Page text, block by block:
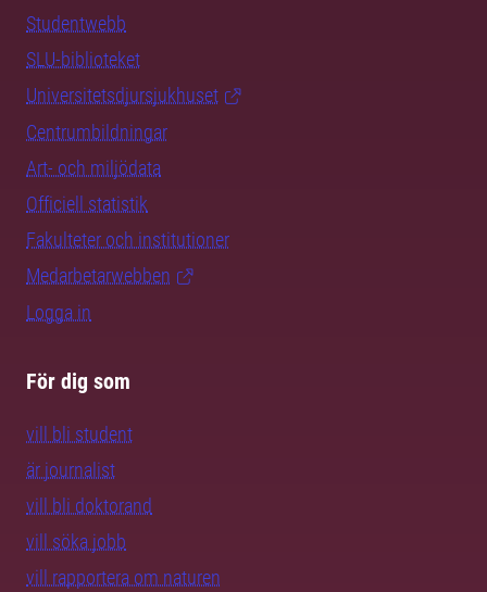
Studentwebb
SLU-biblioteket
Universitetsdjursjukhuset
Centrumbildningar
Art- och miljödata
Officiell statistik
Fakulteter och institutioner
Medarbetarwebben
Logga in
För dig som
vill bli student
är journalist
vill bli doktorand
vill söka jobb
vill rapportera om naturen